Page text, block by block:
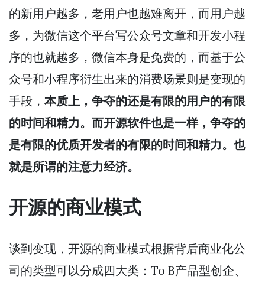
的新用户越多，老用户也越难离开，而用户越
多，为微信这个平台写公众号文章和开发小程
序的也就越多，微信本身是免费的，而基于公
众号和小程序衍生出来的消费场景则是变现的
手段， 本质上，争夺的还是有限的用户的有限
的时间和精力。而开源软件也是一样，争夺的
是有限的优质开发者的有限的时间和精力。也
就是所谓的注意力经济。
开源的商业模式
谈到变现，开源的商业模式根据背后商业化公
司的类型可以分成四大类：To B产品型创企、